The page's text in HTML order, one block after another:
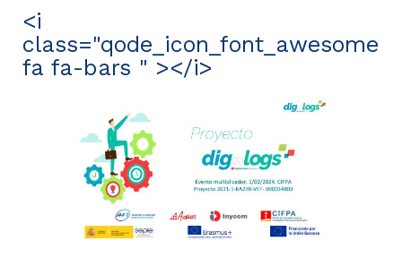
<i
class="qode_icon_font_awesome
fa fa-bars " ></i>